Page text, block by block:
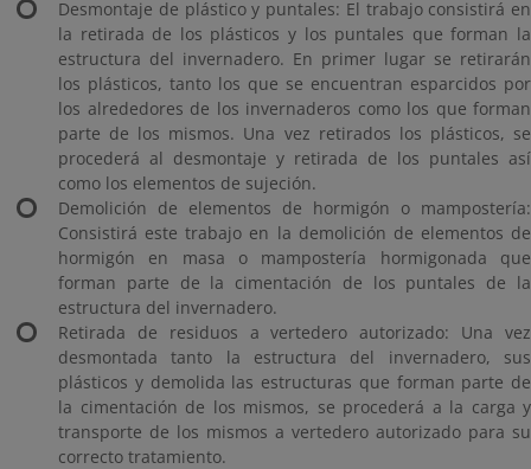
Desmontaje de plástico y puntales: El trabajo consistirá en
la retirada de los plásticos y los puntales que forman la
estructura del invernadero. En primer lugar se retirarán
los plásticos, tanto los que se encuentran esparcidos por
los alrededores de los invernaderos como los que forman
parte de los mismos. Una vez retirados los plásticos, se
procederá al desmontaje y retirada de los puntales así
como los elementos de sujeción.
Demolición de elementos de hormigón o mampostería:
Consistirá este trabajo en la demolición de elementos de
hormigón en masa o mampostería hormigonada que
forman parte de la cimentación de los puntales de la
estructura del invernadero.
Retirada de residuos a vertedero autorizado: Una vez
desmontada tanto la estructura del invernadero, sus
plásticos y demolida las estructuras que forman parte de
la cimentación de los mismos, se procederá a la carga y
transporte de los mismos a vertedero autorizado para su
correcto tratamiento.